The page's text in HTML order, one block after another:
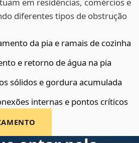
em residências, comércios e
diferentes tipos de obstrução
da pia e ramais de cozinha
e retorno de água na pia
sólidos e gordura acumulada
internas e pontos críticos